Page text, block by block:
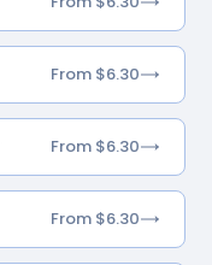
From $6.30
From $6.30
From $6.30